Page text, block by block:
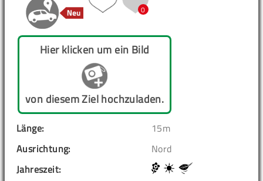
0
Hier klicken um ein Bild
von diesem Ziel hochzuladen.
Länge:
15m
Ausrichtung:
Nord
Jahreszeit: